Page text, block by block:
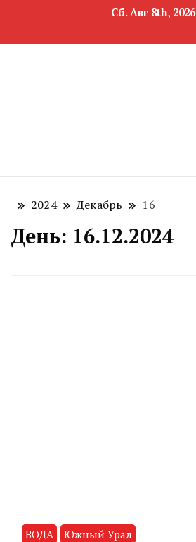
Сб. Авг 8th, 2026
2024 Декабрь 16
День: 16.12.2024
ВОДА Южный Урал